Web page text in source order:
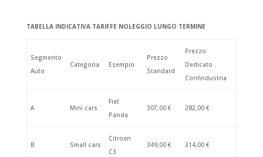
TABELLA INDICATIVA TARIFFE NOLEGGIO LUNGO TERMINE
Segmento
Auto
Categoria Esempio
Prezzo
Standard
Prezzo
Dedicato
Confindustria
A Mini cars
Fiat
Panda
307,00 € 282,00 €
B Small cars
Citroen
C3
349,00 € 314,00 €